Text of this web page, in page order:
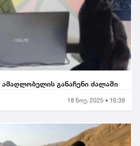
განაჩენი ძალაში
18 ნოე. 2025 • 16:39